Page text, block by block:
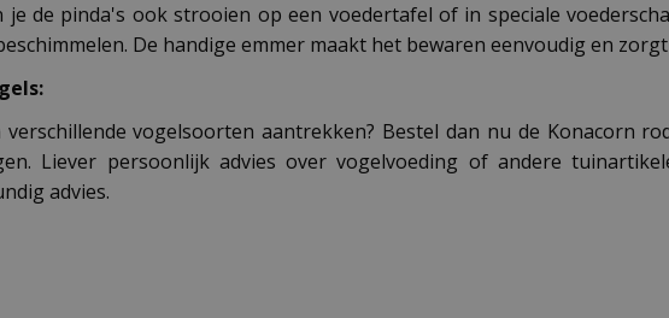
je de pinda's ook strooien op een voedertafel of in speciale
De handige emmer maakt het bewaren eenvoudig en
:
vogelsoorten aantrekken? Bestel dan nu de Konacorn
Liever persoonlijk advies over vogelvoeding of andere
advies.